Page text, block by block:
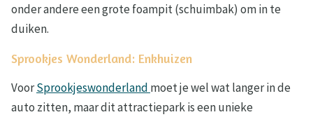
onder andere een grote foampit (schuimbak) om in te
duiken.
Sprookjes Wonderland: Enkhuizen
VoorSprookjeswonderland moet je wel wat langer in de
auto zitten, maar dit attractiepark is een unieke